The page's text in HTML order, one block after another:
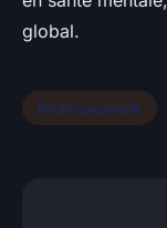
global.
Professionnels